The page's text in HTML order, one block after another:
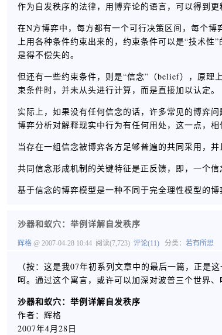
作为自发秩序的法律，用博弈论的语言，可以得到更
在N方博弈中，每方都有一个可行决策区间，每个
上用各种条件约束出来的，约束条件可以是“技术
是得不偿失的。
但还有一些约束条件，则是“信念”（belief），原理
束条件时，并未从头进行计算，而是直接加以认定。
实际上，如果没有任何信念的话，许多常见的博弈
博弈分析对解释现实中行为有任何用处，这一点，
当存在一组信念被博弈各方足够普遍的共同采用，
共同信念形成机制的关键特征是正反馈，即，一个
基于信念的博弈模型是一种不同于完全理性模型的
沙器和蚁穴：举例详解自发秩序
辉格 @ 2007-04-28 10:44 阅读(7,723) 评论(11) 分类： 若有所思
（按：这是我07年初系列文章中的最后一篇，正是
呵。通过这个寓言，或许可以加深对波普三个世界
沙器和蚁穴：举例详解自发秩序
作者：辉格
2007年4月28日